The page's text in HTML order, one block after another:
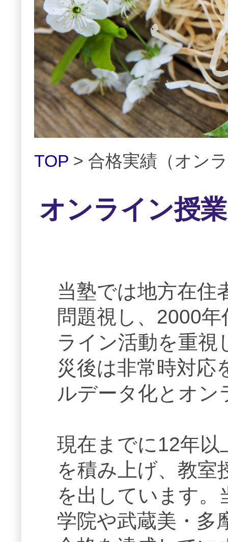
TOP > 合格実績（オン
オンライン授
当塾では地方在住
問題視し、2000
ライン活動を重視
災後は非常時対応
ルデータ化とオン
現在までに12年以
を積み上げ、教室
を出しています。
学院や武蔵美・多